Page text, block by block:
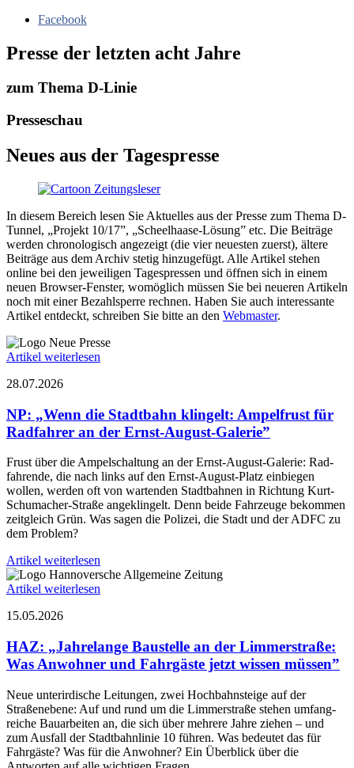
Facebook
Presse der letzten acht Jahre
zum Thema D-Linie
Presseschau
Neues aus der Tagespresse
In diesem Bereich lesen Sie Aktuelles aus der Presse zum Thema D-
Tunnel, „Projekt 10/17”, „Scheel­haase-Lösung” etc. Die Beiträge
werden chrono­logisch angezeigt (die vier neuesten zuerst), ältere
Beiträge aus dem Archiv stetig hinzugefügt. Alle Artikel stehen
online bei den jeweiligen Tages­pressen und öffnen sich in einem
neuen Browser-Fenster, womöglich müssen Sie bei neueren Artikeln
noch mit einer Bezahl­sperre rechnen. Haben Sie auch interessante
Artikel entdeckt, schreiben Sie bitte an den Webmaster.
Artikel weiterlesen
28.07.2026
NP: „Wenn die Stadt­bahn klingelt: Ampel­frust für
Rad­fahrer an der Ernst-August-Galerie”
Frust über die Ampel­schaltung an der Ernst-August-Galerie: Rad­
fahrende, die nach links auf den Ernst-August-Platz ein­biegen
wollen, werden oft von wartenden Stadt­bahnen in Richtung Kurt-
Schu­macher-Straße ange­klin­gelt. Denn beide Fahr­zeuge bekommen
zeit­gleich Grün. Was sagen die Polizei, die Stadt und der ADFC zu
dem Problem?
Artikel weiterlesen
Artikel weiterlesen
15.05.2026
HAZ: „Jahre­lange Bau­stelle an der Limmer­straße:
Was Anwohner und Fahr­gäste jetzt wissen müssen”
Neue unter­irdische Leitungen, zwei Hoch­bahn­steige auf der
Straßen­ebene: Auf und rund um die Limmer­straße stehen umfang­
reiche Bau­arbeiten an, die sich über mehrere Jahre ziehen – und
zum Aus­fall der Stadt­bahn­linie 10 führen. Was bedeutet das für
Fahr­gäste? Was für die Anwohner? Ein Über­blick über die